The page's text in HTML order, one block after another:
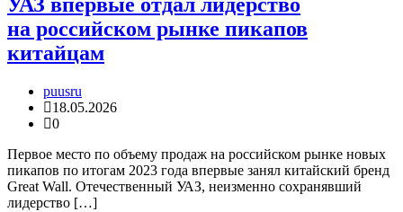
на российском рынке пикапов
китайцам
puusru
18.05.2026
0
Первое место по объему продаж на российском рынке новых
пикапов по итогам 2023 года впервые занял китайский бренд
Great Wall. Отечественный УАЗ, неизменно сохранявший
лидерство […]